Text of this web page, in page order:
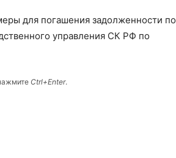
для погашения задолженности по
управления СК РФ по
Ctrl+Enter.